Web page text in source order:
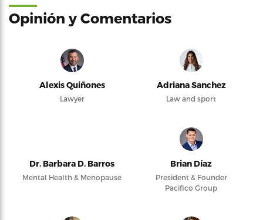
Opinión y Comentarios
Alexis Quiñones
Lawyer
Adriana Sanchez
Law and sport
Dr. Barbara D. Barros
Mental Health & Menopause
Brian Díaz
President & Founder
Pacifico Group